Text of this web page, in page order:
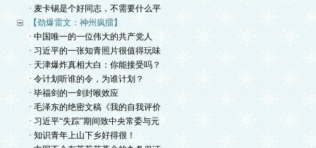
· 麦卡锡是个好同志，不需要什么平
【劲爆雷文：神州疯擂】
· 中国唯一的一位伟大的共产党人
· 习近平的一张知青照片很值得玩味
· 天津爆炸真相大白：你能接受吗？
· 令计划听谁的令，为谁计划？
· 毕福剑的一剑封喉效应
· 毛泽东的绝密文稿《我的自我评价
· 习近平“失踪”期间致中央常委与元
· 知识青年上山下乡好得很！